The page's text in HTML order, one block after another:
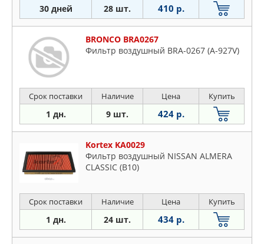
30 дней 28 шт. 410 р.
BRONCO BRA0267
Фильтр воздушный BRA-0267 (A-927V)
Срок поставки Наличие Цена Купить
1 дн. 9 шт. 424 р.
Kortex KA0029
Фильтр воздушный NISSAN ALMERA
CLASSIC (B10)
Срок поставки Наличие Цена Купить
1 дн. 24 шт. 434 р.